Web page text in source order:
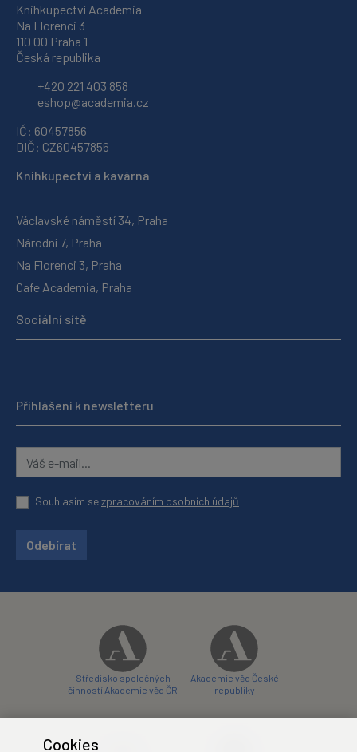
Knihkupectví Academia
Na Florenci 3
110 00 Praha 1
Česká republika
+420 221 403 858
eshop@academia.cz
IČ: 60457856
DIČ: CZ60457856
Knihkupectví a kavárna
Václavské náměstí 34, Praha
Národní 7, Praha
Na Florenci 3, Praha
Cafe Academia, Praha
Sociální sítě
Přihlášení k newsletteru
Souhlasím sezpracováním osobních údajů
Odebírat
Středisko společných
činností Akademie věd ČR
Akademie věd České
republiky
Cookies